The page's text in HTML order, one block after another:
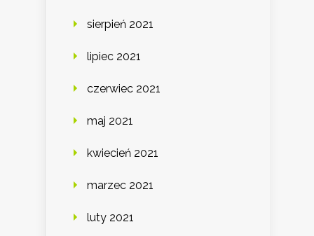
sierpień 2021
lipiec 2021
czerwiec 2021
maj 2021
kwiecień 2021
marzec 2021
luty 2021